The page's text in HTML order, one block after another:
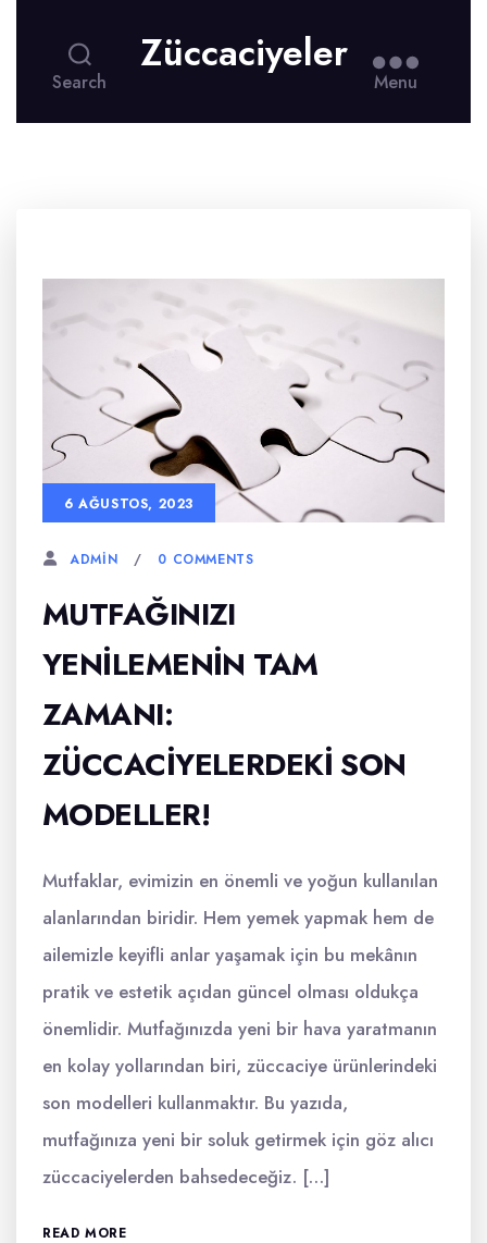
Search
Züccaciyeler
Menu
6 AĞUSTOS, 2023
ADMIN 0 COMMENTS
MUTFAĞINIZI
YENILEMENIN TAM
ZAMANI:
ZÜCCACIYELERDEKI SON
MODELLER!
Mutfaklar, evimizin en önemli ve yoğun kullanılan
alanlarından biridir. Hem yemek yapmak hem de
ailemizle keyifli anlar yaşamak için bu mekânın
pratik ve estetik açıdan güncel olması oldukça
önemlidir. Mutfağınızda yeni bir hava yaratmanın
en kolay yollarından biri, züccaciye ürünlerindeki
son modelleri kullanmaktır. Bu yazıda,
mutfağınıza yeni bir soluk getirmek için göz alıcı
züccaciyelerden bahsedeceğiz. […]
READ MORE